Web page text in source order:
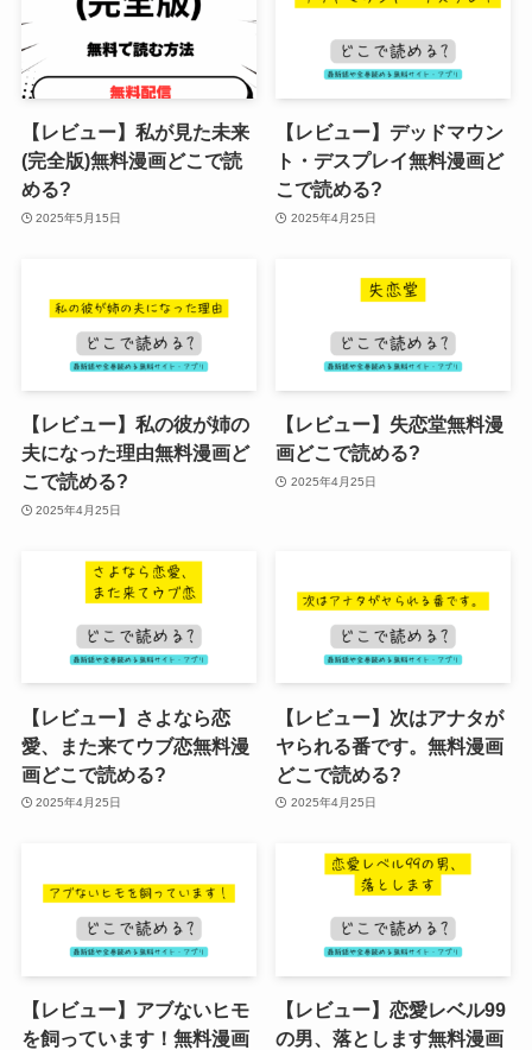
【レビュー】私が見た未来
(完全版)無料漫画どこで読
める?
2025年5月15日
【レビュー】デッドマウン
ト・デスプレイ無料漫画ど
こで読める?
2025年4月25日
【レビュー】私の彼が姉の
夫になった理由無料漫画ど
こで読める?
2025年4月25日
【レビュー】失恋堂無料漫
画どこで読める?
2025年4月25日
【レビュー】さよなら恋
愛、また来てウブ恋無料漫
画どこで読める?
2025年4月25日
【レビュー】次はアナタが
ヤられる番です。無料漫画
どこで読める?
2025年4月25日
【レビュー】アブないヒモ
を飼っています！無料漫画
【レビュー】恋愛レベル99
の男、落とします無料漫画